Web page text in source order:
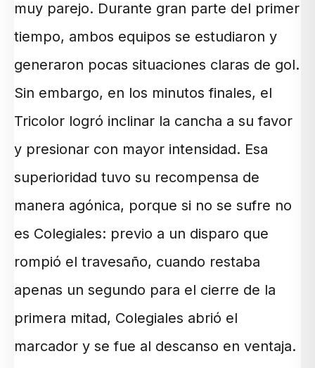
muy parejo. Durante gran parte del primer
tiempo, ambos equipos se estudiaron y
generaron pocas situaciones claras de gol.
Sin embargo, en los minutos finales, el
Tricolor logró inclinar la cancha a su favor
y presionar con mayor intensidad. Esa
superioridad tuvo su recompensa de
manera agónica, porque si no se sufre no
es Colegiales: previo a un disparo que
rompió el travesaño, cuando restaba
apenas un segundo para el cierre de la
primera mitad, Colegiales abrió el
marcador y se fue al descanso en ventaja.